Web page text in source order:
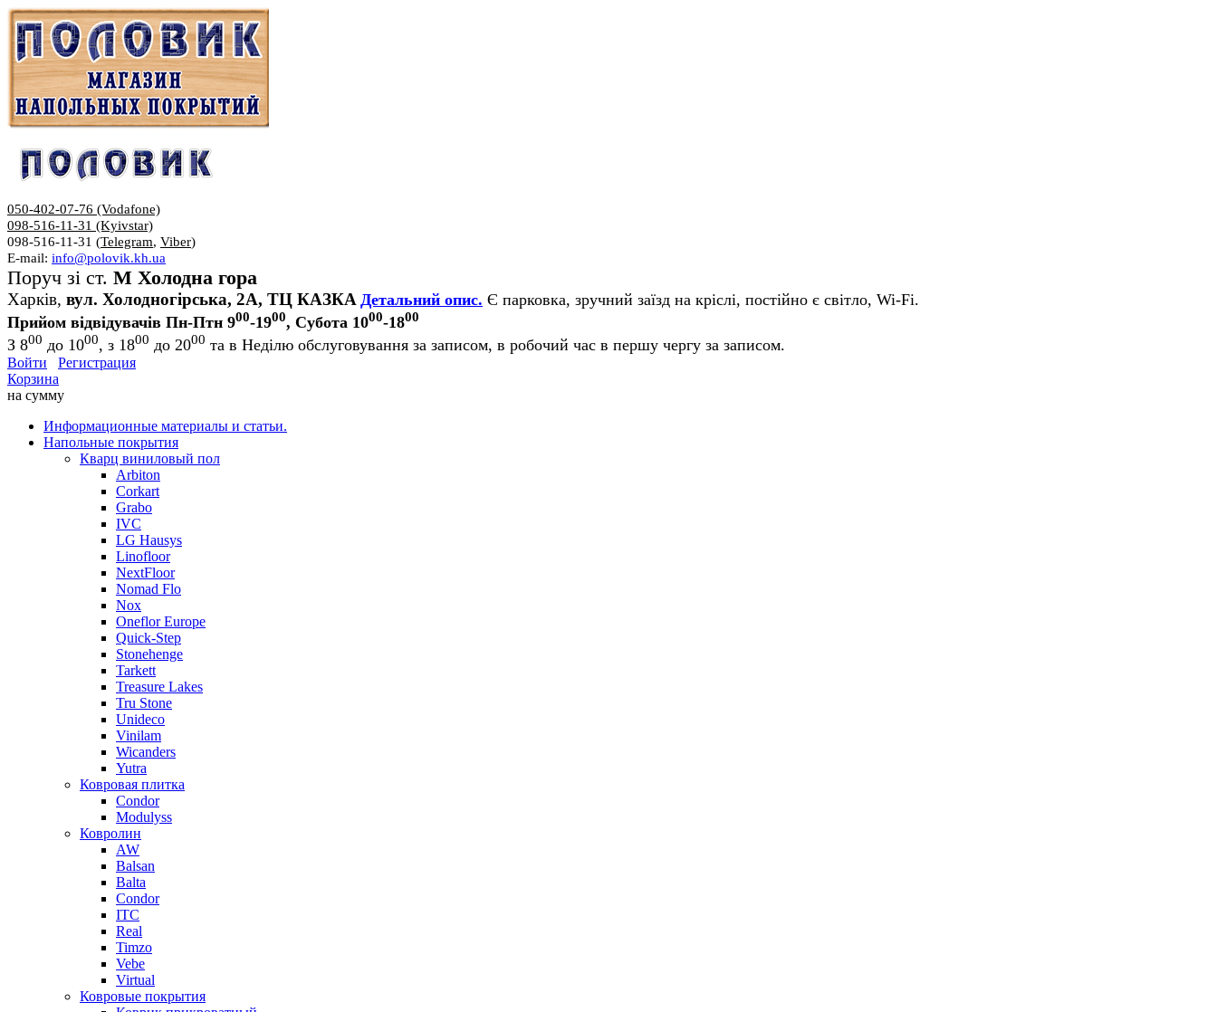
050-402-07-76 (Vodafone)
098-516-11-31 (Kyivstar)
098-516-11-31 (Telegram, Viber)
E-mail: info@polovik.kh.ua
Поруч зі ст. М Холодна гора
Харків, вул. Холодногірська, 2А, ТЦ КАЗКА Детальний опис. Є парковка, зручний заїзд на кріслі, постійно є світло, Wi-Fi.
Прийом відвідувачів Пн-Птн 900-1900, Субота 1000-1800
З 800 до 1000, з 1800 до 2000 та в Неділю обслуговування за записом, в робочий час в першу чергу за записом.
Войти
Регистрация
Корзина
на сумму
Информационные материалы и статьи.
Напольные покрытия
Кварц виниловый пол
Arbiton
Corkart
Grabo
IVC
LG Hausys
Linofloor
NextFloor
Nomad Flo
Nox
Oneflor Europe
Quick-Step
Stonehenge
Tarkett
Treasure Lakes
Tru Stone
Unideco
Vinilam
Wicanders
Yutra
Ковровая плитка
Condor
Modulyss
Ковролин
AW
Balsan
Balta
Condor
ITC
Real
Timzo
Vebe
Virtual
Ковровые покрытия